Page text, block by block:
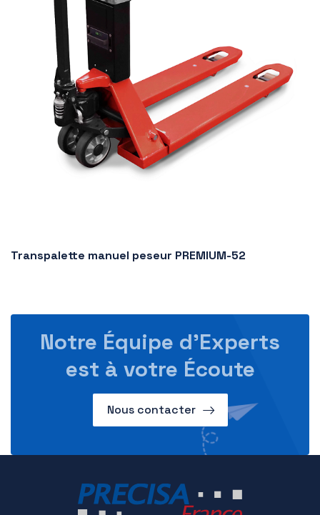
Transpalette manuel peseur PREMIUM-52
Notre Équipe d’Experts
est à votre Écoute
Nous contacter